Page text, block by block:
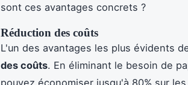
sont ces avantages concrets ?
Réduction des coûts
L'un des avantages les plus évidents
des coûts. En éliminant le besoin de
pouvez économiser jusqu'à 80% sur